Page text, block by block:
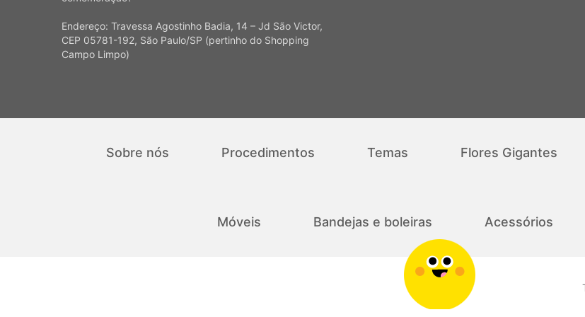
Endereço: Travessa Agostinho Badia, 14 – Jd São Victor,
CEP 05781-192, São Paulo/SP (pertinho do Shopping
Campo Limpo)
Sobre nós Procedimentos Temas Flores Gigantes
Móveis Bandejas e boleiras Acessórios